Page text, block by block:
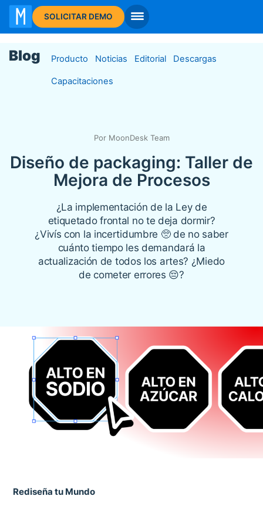
SOLICITAR DEMO
Blog Producto Noticias Editorial Descargas
Capacitaciones
Por MoonDesk Team
Diseño de packaging: Taller de
Mejora de Procesos
¿La implementación de la Ley de
etiquetado frontal no te deja dormir?
¿Vivís con la incertidumbre 🥺 de no saber
cuánto tiempo les demandará la
actualización de todos los artes? ¿Miedo
de cometer errores 😔?
Rediseña tu Mundo